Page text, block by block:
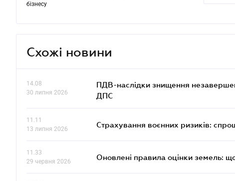
бізнесу
Схожі новини
14.08
30 липня 2026
ПДВ-наслідки знищення
ДПС
11.11
13 липня 2026
Страхування воєнних ризиків:
11.33
29 червня 2026
Оновлені правила оцінки земель: